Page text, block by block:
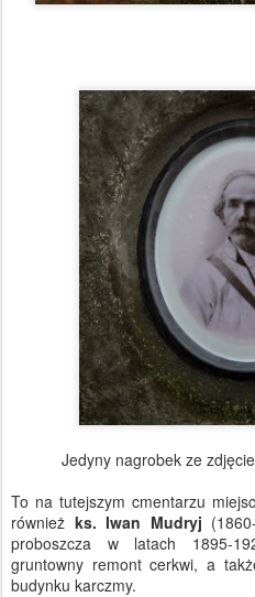
Jedyny nagrobek ze
To na tutejszym cmentarzu
również ks. Iwan Mudryj
proboszcza w latach 1895-
gruntowny remont cerkwi, a
budynku karczmy.